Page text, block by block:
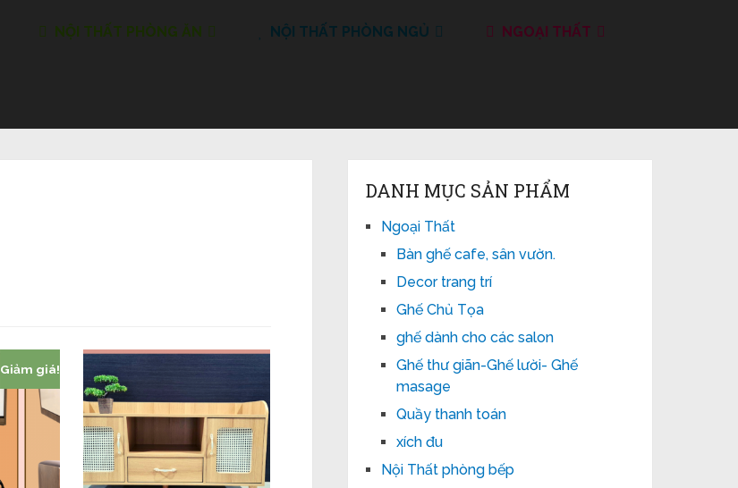
NỘI THẤT PHÒNG ĂN NỘI THẤT PHÒNG NGỦ NGOẠI THẤT
Giảm giá!
DANH MỤC SẢN PHẨM
Ngoại Thất
Bàn ghế cafe, sân vườn.
Decor trang trí
Ghế Chủ Tọa
ghế dành cho các salon
Ghế thư giãn-Ghế lười- Ghế
masage
Quầy thanh toán
xích đu
Nội Thất phòng bếp